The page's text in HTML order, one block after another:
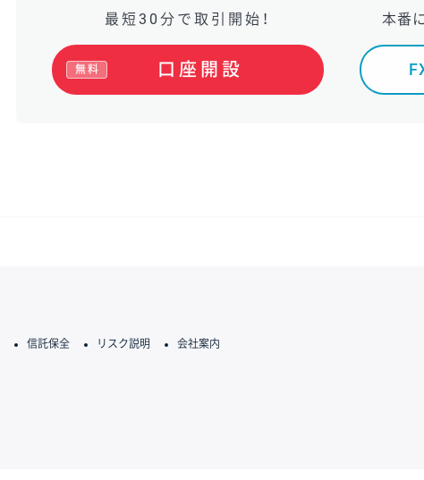
最短30分で取引開始！
口座開設
無料
本番
信託保全 リスク説明 会社案内